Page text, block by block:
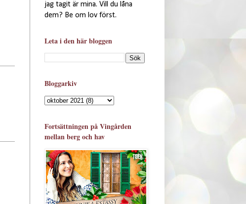
jag tagit är mina. Vill du låna
dem? Be om lov först.
Leta i den här bloggen
Bloggarkiv
Fortsättningen på Vingården
mellan berg och hav